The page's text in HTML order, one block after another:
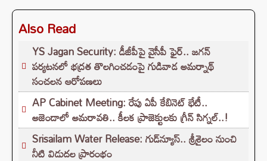
Also Read
YS Jagan Security: డీజీపీపై వైసీపీ ఫైర్.. జగన్
పర్యటనలో భద్రత తొలగించడంపై గుడివాడ అమర్నాథ్
సంచలన ఆరోపణలు
AP Cabinet Meeting: రేపు ఏపీ కేబినెట్ భేటీ..
అజెండాలో అమరావతి.. కీలక ప్రాజెక్టులకు గ్రీన్ సిగ్నల్..!
Srisailam Water Release: గుడ్‌న్యూస్‌.. శ్రీశైలం నుంచి
నీటి విడుదల ప్రారంభం